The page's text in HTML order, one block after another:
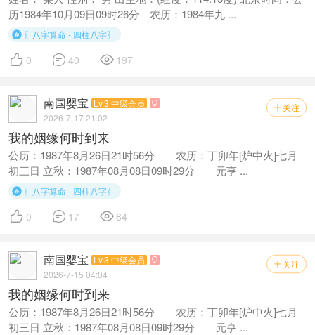
历1984年10月09日09时26分 农历：1984年九 ...
 〖八字算命 - 四柱八字〗
 0  40  197
 关注
南国婴宝 Lv.3 中级会员 
2026-7-17 21:02
我的姻缘何时到来
公历：1987年8月26日21时56分 农历：丁卯年[炉中火]七月
初三日 立秋：1987年08月08日09时29分 元亨 ...
 〖八字算命 - 四柱八字〗
 0  17  84
 关注
南国婴宝 Lv.3 中级会员 
2026-7-15 04:04
我的姻缘何时到来
公历：1987年8月26日21时56分 农历：丁卯年[炉中火]七月
初三日 立秋：1987年08月08日09时29分 元亨 ...